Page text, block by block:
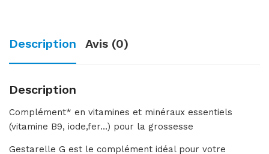
Description Avis (0)
Description
Complément* en vitamines et minéraux essentiels
(vitamine B9, iode,fer…) pour la grossesse
Gestarelle G est le complément idéal pour votre